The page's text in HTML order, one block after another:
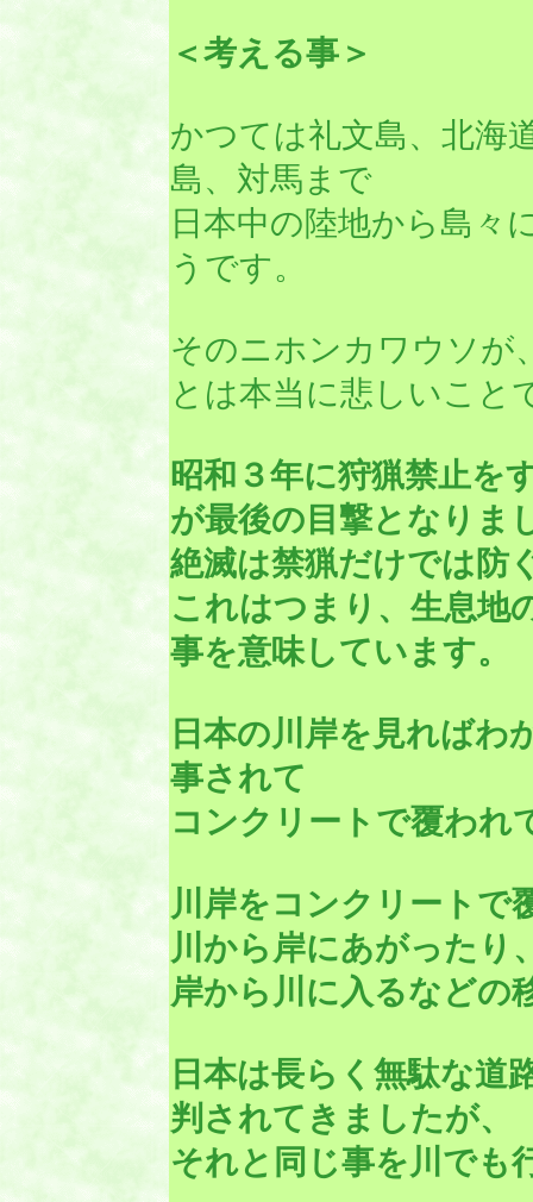
＜考える事＞
かつては礼文島、北海
島、対馬まで
日本中の陸地から島々
うです。
そのニホンカワウソが
とは本当に悲しいこと
昭和３年に狩猟禁止を
が最後の目撃となりま
絶滅は禁猟だけでは防
これはつまり、生息地
事を意味しています。
日本の川岸を見ればわ
事されて
コンクリートで覆われ
川岸をコンクリートで
川から岸にあがったり
岸から川に入るなどの
日本は長らく無駄な道
判されてきましたが、
それと同じ事を川でも